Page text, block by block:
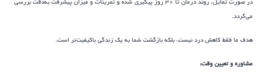
در صورت تمایل، روند درمان تا ۳۰ روز پیگیری شده و تمرینات و میزان پیشرفت به‌دقت بررسی
می‌گردد.
هدف ما فقط کاهش درد نیست، بلکه بازگشت شما به یک زندگی باکیفیت‌تر است.
مشاوره و تعیین وقت: